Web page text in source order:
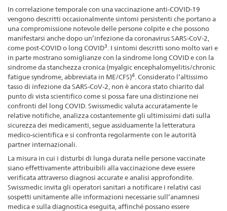
In correlazione temporale con una vaccinazione anti-COVID-19
vengono descritti occasionalmente sintomi persistenti che portano a
una compromissione notevole delle persone colpite e che possono
manifestarsi anche dopo un’infezione da coronavirus SARS-CoV-2,
come post-COVID o long COVID3
. I sintomi descritti sono molto vari e
in parte mostrano somiglianze con la sindrome long COVID e con la
sindrome da stanchezza cronica (myalgic encephalomyelitis/chronic
fatigue syndrome, abbreviata in ME/CFS)4 . Considerato l’altissimo
tasso di infezione da SARS-CoV-2, non è ancora stato chiarito dal
punto di vista scientifico come si possa fare una distinzione nei
confronti del long COVID. Swissmedic valuta accuratamente le
relative notifiche, analizza costantemente gli ultimissimi dati sulla
sicurezza dei medicamenti, segue assiduamente la letteratura
medico-scientifica e si confronta regolarmente con le autorità
partner internazionali.
La misura in cui i disturbi di lunga durata nelle persone vaccinate
siano effettivamente attribuibili alla vaccinazione deve essere
verificata attraverso diagnosi accurate e analisi approfondite.
Swissmedic invita gli operatori sanitari a notificare i relativi casi
sospetti unitamente alle informazioni necessarie sull’anamnesi
medica e sulla diagnostica eseguita, affinché possano essere